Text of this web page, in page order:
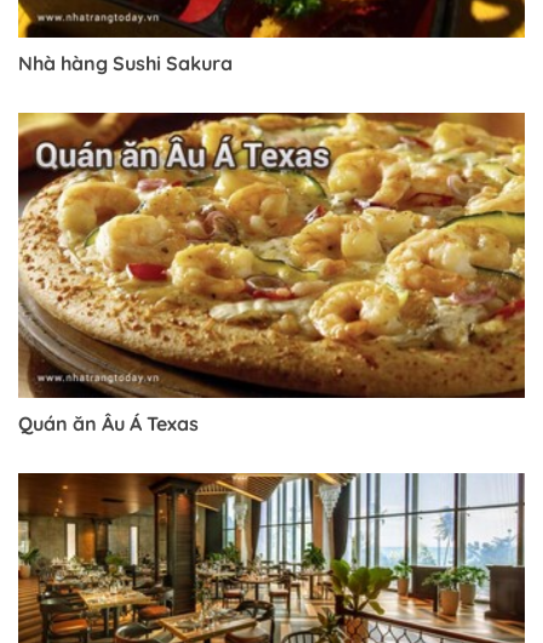
Trở về trang trước đó
Nhà hàng Sushi Sakura
Quán ăn Âu Á Texas